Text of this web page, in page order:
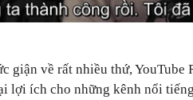
giận về rất nhiều thứ, YouTube
lợi ích cho những kênh nổi